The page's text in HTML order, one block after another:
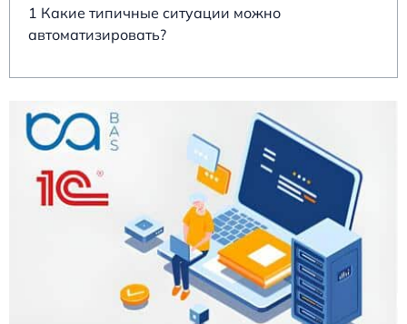
1 Какие типичные ситуации можно
автоматизировать?